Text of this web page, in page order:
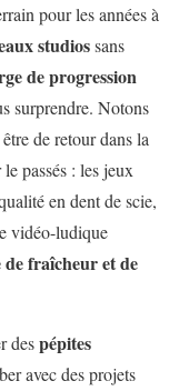
pour les années à
studiossans
de progression
surprendre. Notons
de retour dans la
passés : les jeux
en dent de scie,
vidéo-ludique
de fraîcheur et de
despépites
avec des projets